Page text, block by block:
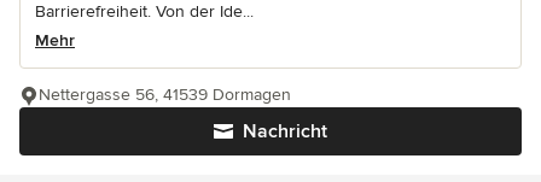
Barrierefreiheit. Von der Ide...
Mehr
Nachricht
Nettergasse 56, 41539 Dormagen